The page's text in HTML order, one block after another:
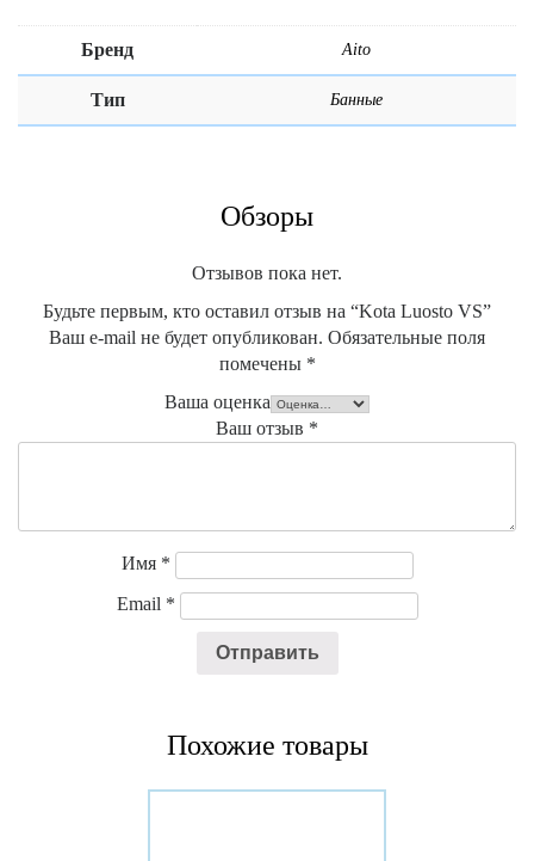
Бренд Aito
Тип Банные
Обзоры
Отзывов пока нет.
Будьте первым, кто оставил отзыв на “Kota Luosto VS”
Ваш e-mail не будет опубликован. Обязательные поля
помечены *
Ваша оценка
Ваш отзыв *
Имя *
Email *
Похожие товары